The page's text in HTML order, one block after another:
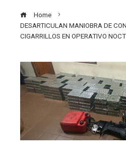
Home
DESARTICULAN MANIOBRA DE
CIGARRILLOS EN OPERATIVO